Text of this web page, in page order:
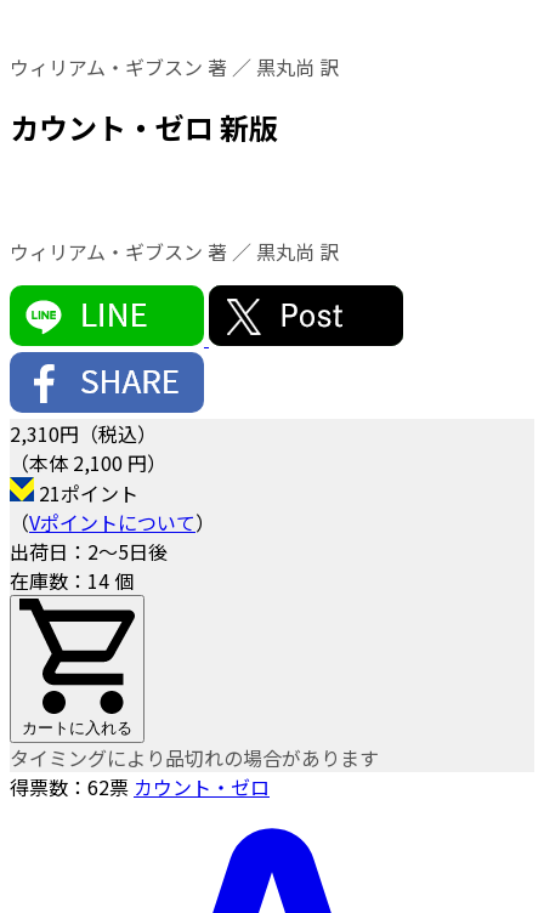
ウィリアム・ギブスン 著 ／ 黒丸尚 訳
カウント・ゼロ 新版
ウィリアム・ギブスン 著 ／ 黒丸尚 訳
2,310円（税込）
（本体 2,100 円）
21ポイント
（Vポイントについて）
出荷日：2～5日後
在庫数：14 個
カートに入れる
タイミングにより品切れの場合があります
得票数： 62票 カウント・ゼロ